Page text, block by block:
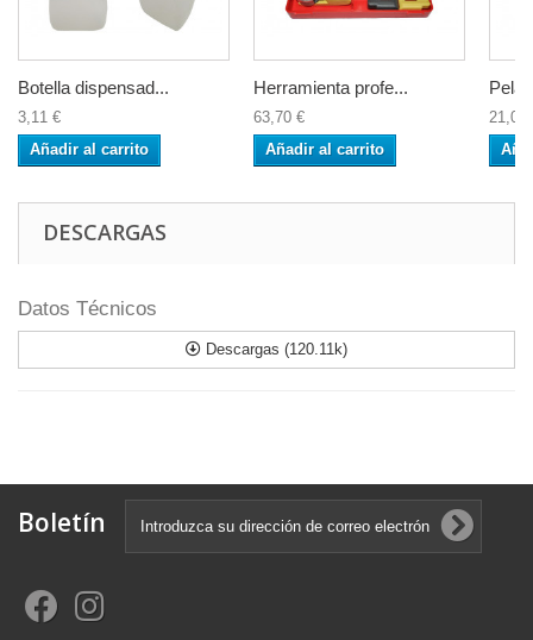
Botella dispensad...
3,11 €
Añadir al carrito
Herramienta profe...
63,70 €
Añadir al carrito
21,04
DESCARGAS
Datos Técnicos
Descargas (120.11k)
Boletín